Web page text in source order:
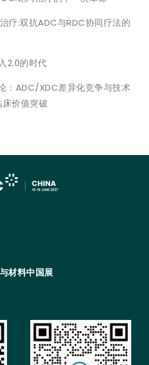
疗:双抗ADC与RDC协同疗法的
2.0的时代
：ADC/XDC差异化竞争与技术
价值突破
材料中国展